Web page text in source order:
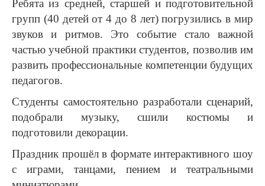
Ребята из средней, старшей и подготовительной
групп (40 детей от 4 до 8 лет) погрузились в мир
звуков и ритмов. Это событие стало важной
частью учебной практики студентов, позволив им
развить профессиональные компетенции будущих
педагогов.
Студенты самостоятельно разработали сценарий,
подобрали музыку, сшили костюмы и
подготовили декорации.
Праздник прошёл в формате интерактивного шоу
с играми, танцами, пением и театральными